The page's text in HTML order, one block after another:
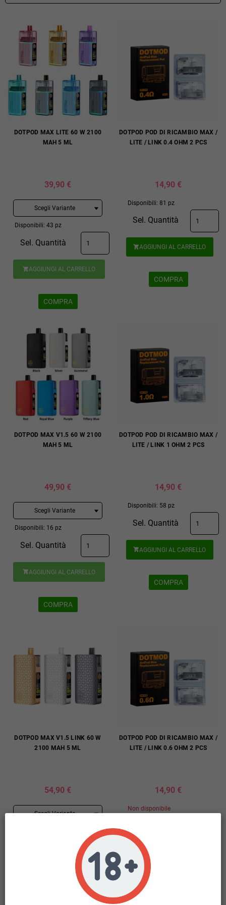
DOTPOD MAX LITE 60 W 2100
MAH 5 ML
39,90 €
Disponibili: 43 pz
Sel. Quantità
AGGIUNGI AL CARRELLO
COMPRA
DOTPOD POD DI RICAMBIO MAX /
LITE / LINK 0.4 OHM 2 PCS
14,90 €
Disponibili: 81 pz
Sel. Quantità
AGGIUNGI AL CARRELLO
COMPRA
DOTPOD MAX V1.5 60 W 2100
MAH 5 ML
49,90 €
Disponibili: 16 pz
Sel. Quantità
AGGIUNGI AL CARRELLO
COMPRA
DOTPOD POD DI RICAMBIO MAX /
LITE / LINK 1 OHM 2 PCS
14,90 €
Disponibili: 58 pz
Sel. Quantità
AGGIUNGI AL CARRELLO
COMPRA
DOTPOD MAX V1.5 LINK 60 W
2100 MAH 5 ML
54,90 €
AGGIUNGI AL CARRELLO
DOTPOD POD DI RICAMBIO MAX /
LITE / LINK 0.6 OHM 2 PCS
14,90 €
Non disponibile